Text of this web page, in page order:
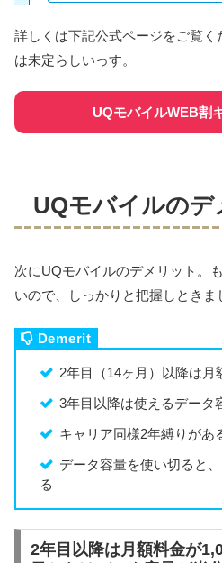
詳しくは下記公式ページをご覧く
は未定らしいっす。
UQモバイルWEB割
UQモバイルのデ
次にUQモバイルのデメリット。
いので、しっかりと把握しときま
2年目（14ヶ月）以降は月
3年目以降は使えるデータ
キャリア同様2年縛りがあ
データ容量を使い切ると
る
2年目以降は月額料金が